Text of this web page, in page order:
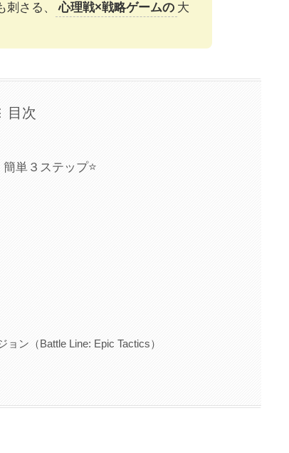
さる、
心理戦×戦略ゲームの 大
目次
単３ステップ⭐
ン（Battle Line: Epic Tactics）